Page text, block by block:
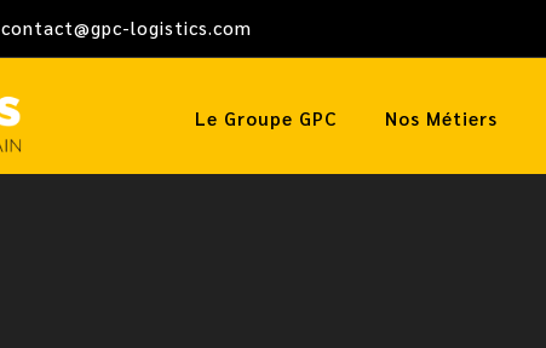
contact@gpc-logistics.com
Le Groupe GPC Nos Métiers